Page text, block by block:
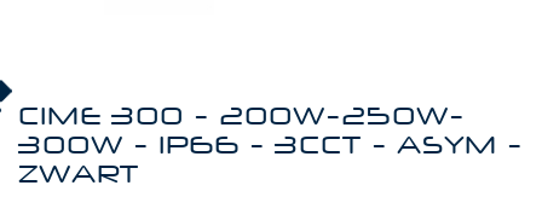
CIME 300 - 200W-250W-
300W - IP66 - 3CCT - ASYM -
ZWART